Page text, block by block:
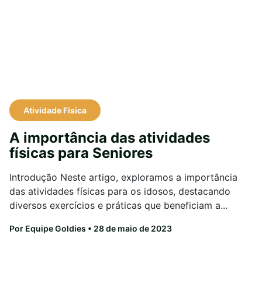
Atividade Física
A importância das atividades
físicas para Seniores
Introdução Neste artigo, exploramos a importância
das atividades físicas para os idosos, destacando
diversos exercícios e práticas que beneficiam a...
Por Equipe Goldies • 28 de maio de 2023